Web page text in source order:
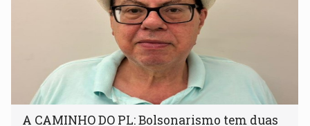
A CAMINHO DO PL: Bolsonarismo tem duas